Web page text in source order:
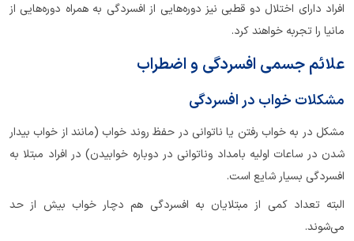
افراد دارای اختلال دو قطبی نیز دوره‌هایی از افسردگی به همراه دوره‌هایی از
مانیا را تجربه خواهند کرد.
علائم جسمی افسردگی و اضطراب
مشکلات خواب در افسردگی
مشکل در به خواب رفتن یا ناتوانی در حفظ روند خواب (مانند از خواب بیدار
شدن در ساعات اولیه بامداد وناتوانی در دوباره خوابیدن) در افراد مبتلا به
افسردگی بسیار شایع است.
البته تعداد کمی از مبتلایان به افسردگی هم دچار خواب بیش از حد
می‌شوند.